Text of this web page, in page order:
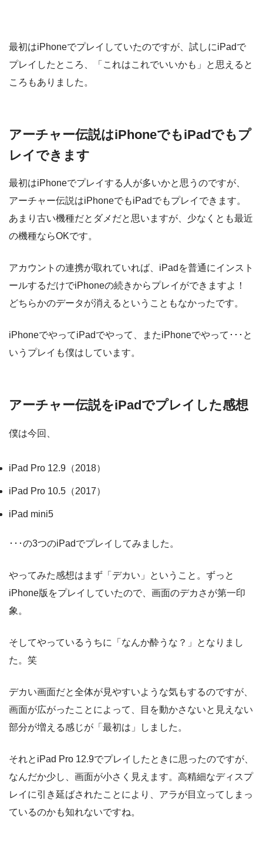
最初はiPhoneでプレイしていたのですが、試しにiPadで
プレイしたところ、「これはこれでいいかも」と思えると
ころもありました。
アーチャー伝説はiPhoneでもiPadでもプ
レイできます
最初はiPhoneでプレイする人が多いかと思うのですが、
アーチャー伝説はiPhoneでもiPadでもプレイできます。
あまり古い機種だとダメだと思いますが、少なくとも最近
の機種ならOKです。
アカウントの連携が取れていれば、iPadを普通にインスト
ールするだけでiPhoneの続きからプレイができますよ！
どちらかのデータが消えるということもなかったです。
iPhoneでやってiPadでやって、またiPhoneでやって･･･と
いうプレイも僕はしています。
アーチャー伝説をiPadでプレイした感想
僕は今回、
iPad Pro 12.9（2018）
iPad Pro 10.5（2017）
iPad mini5
･･･の3つのiPadでプレイしてみました。
やってみた感想はまず「デカい」ということ。ずっと
iPhone版をプレイしていたので、画面のデカさが第一印
象。
そしてやっているうちに「なんか酔うな？」となりまし
た。笑
デカい画面だと全体が見やすいような気もするのですが、
画面が広がったことによって、目を動かさないと見えない
部分が増える感じが「最初は」しました。
それとiPad Pro 12.9でプレイしたときに思ったのですが、
なんだか少し、画面が小さく見えます。高精細なディスプ
レイに引き延ばされたことにより、アラが目立ってしまっ
ているのかも知れないですね。